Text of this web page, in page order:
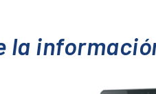
la